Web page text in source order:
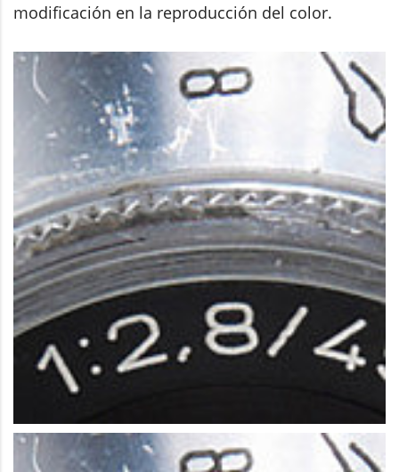
modificación en la reproducción del color.